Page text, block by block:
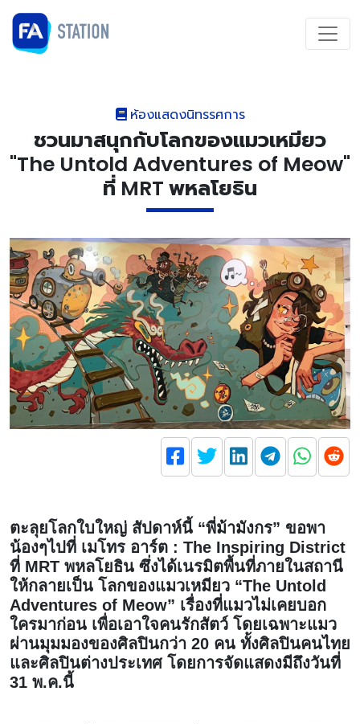
ห้องแสดงนิทรรศการ
ชวนมาสนุกกับโลกของแมวเหมียว
"The Untold Adventures of Meow"
ที่ MRT พหลโยธิน
ตะลุยโลกใบใหญ่ สัปดาห์นี้ “พี่ม้ามังกร” ขอพา
น้องๆไปที่ เมโทร อาร์ต : The Inspiring District
ที่ MRT พหลโยธิน ซึ่งได้เนรมิตพื้นที่ภายในสถานี
ให้กลายเป็น โลกของแมวเหมียว “The Untold
Adventures of Meow” เรื่องที่แมวไม่เคยบอก
ใครมาก่อน เพื่อเอาใจคนรักสัตว์ โดยเฉพาะแมว
ผ่านมุมมองของศิลปินกว่า 20 คน ทั้งศิลปินคนไทย
และศิลปินต่างประเทศ โดยการจัดแสดงมีถึงวันที่
31 พ.ค.นี้